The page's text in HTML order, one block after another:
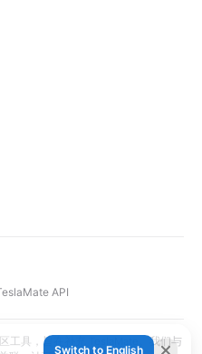
API
工具，旨在补充 TeslaMate。我们与
Switch to English